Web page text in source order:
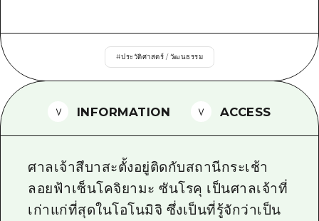
การรักษา
ธรรมชาติ
ฮิโรชิม่า ฟรี Wi-Fi
วิดีโอฮิโรชิม่า
คำถามที่พบบ่อย
ดาวน์โหลดรูปภาพ
#ประวัติศาสตร์ / วัฒนธรรม
INFORMATION ACCESS
ศาลเจ้าสึบาสะตั้งอยู่ติดกับสถานีกระเช้า
ลอยฟ้าเซ็นโคจิยามะ ซันโรคุ เป็นศาลเจ้าที่
เก่าแก่ที่สุดในโอโนมิจิ ซึ่งเป็นที่รู้จักว่าเป็น